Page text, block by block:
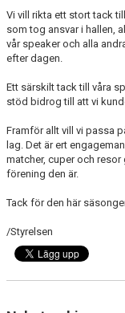
MEDLEMSINFORMATION
AKTUELLA
Vi vill rikta ett stort tack
som tog ansvar i hallen,
vår speaker och alla
efter dagen.
Ett särskilt tack till våra
stöd bidrog till att vi
Framför allt vill vi passa
lag. Det är ert
matcher, cuper och
förening den är.
Tack för den här
/Styrelsen